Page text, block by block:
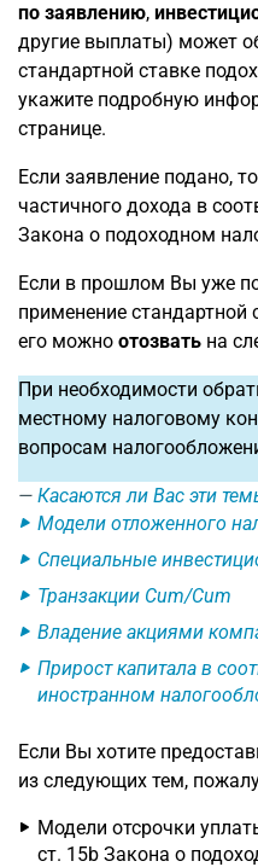
по заявлению,
другие выплаты) может
стандартной ставке
укажите подробную
странице.
Если заявление подано,
частичного дохода в
Закона о подоходном
Если в прошлом Вы уже
применение стандартной
его можно отозвать на
При необходимости
местному налоговому
вопросам
Касаются ли Вас эти
Модели отложенного
Специальные
Транзакции Cum/Cum
Владение акциями
Прирост капитала в
иностранном
Если Вы хотите
из следующих тем,
Модели отсрочки
ст. 15b Закона о